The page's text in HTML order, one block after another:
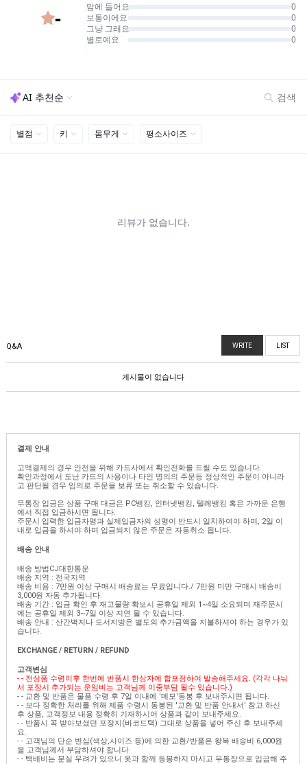
Q&A WRITE LIST
게시물이 없습니다
결제 안내
고액결제의 경우 안전을 위해 카드사에서 확인전화를 드릴 수도 있습니다.
확인과정에서 도난 카드의 사용이나 타인 명의의 주문등 정상적인 주문이 아니라
고 판단될 경우 임의로 주문을 보류 또는 취소할 수 있습니다.
무통장 입금은 상품 구매 대금은 PC뱅킹, 인터넷뱅킹, 텔레뱅킹 혹은 가까운 은행
에서 직접 입금하시면 됩니다.
주문시 입력한 입금자명과 실제입금자의 성명이 반드시 일치하여야 하며, 2일 이
내로 입금을 하셔야 하며 입금되지 않은 주문은 자동취소 됩니다.
배송 안내
배송 방법CJ대한통운
배송 지역 : 전국지역
배송 비용 : 7만원 이상 구매시 배송료는 무료입니다./ 7만원 미만 구매시 배송비
3,000원 자동 추가됩니다.
배송 기간 : 입금 확인 후 재고물량 확보시 공휴일 제외 1~4일 소요되며 재주문시
에는 공휴일 제외 3~7일 이상 지연 될 수 있습니다.
배송 안내 : 산간벽지나 도서지방은 별도의 추가금액을 지불하셔야 하는 경우가 있
습니다.
EXCHANGE / RETURN / REFUND
고객변심
- - 전상품 수령이후 한번에 반품시 한상자에 합포장하여 발송해주세요. (각각 나눠
서 포장시 추가되는 운임비는 고객님께 이중부담 될수 있습니다.)
- - 교환 및 반품은 물품 수령 후 7일 이내에 '메모'동봉 후 보내주시면 됩니다.
- - 보다 정확한 처리를 위해 제품 수령시 동봉된 '교환 및 반품 안내서' 참고 하신
후 상품, 고객정보 내용 정확히 기재하시어 상품과 같이 보내주세요.
- - 반품시 꼭 받아보셨던 포장지(바코드택) 그대로 상품을 넣어 주신 후 보내주세
요.
- - 고객님의 단순 변심(색상,사이즈 등)에 의한 교환/반품은 왕복 배송비 6,000원
을 고객님께서 부담하셔야 합니다.
- - 택배비는 분실 우려가 있으니 옷과 함께 동봉하지 마시고 무통장으로 입금해 주